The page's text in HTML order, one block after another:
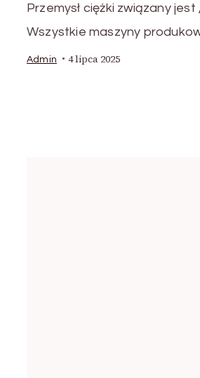
Przemysł ciężki związany
Wszystkie maszyny
Admin 4 lipca 2025